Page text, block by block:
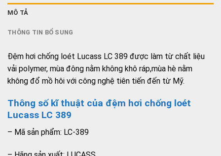
MÔ TẢ
THÔNG TIN BỔ SUNG
Đệm hơi chống loét Lucass LC 389 được làm từ chất liệu
vải polymer, mùa đông nằm không khô ráp,mùa hè nằm
không đổ mồ hôi với công nghệ tiên tiến đến từ Mỹ.
Thông số kĩ thuật của đệm hơi chống loét
Lucass LC 389
– Mã sản phẩm: LC-389